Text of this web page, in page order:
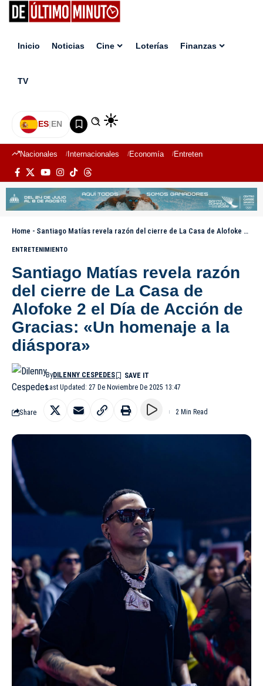
Inicio Noticias Cine Loterías Finanzas
TV
ES|EN
Nacionales Internacionales Economía Entretenimiento
Home - Santiago Matías revela razón del cierre de La Casa de Alofoke 2 el Día de Acción de Gracias: «Un homenaje a la diáspora»
ENTRETENIMIENTO
Santiago Matías revela razón
del cierre de La Casa de
Alofoke 2 el Día de Acción de
Gracias: «Un homenaje a la
diáspora»
Last Updated: 27 De Noviembre De 2025 13:47
ByDILENNY CESPEDES
Share 2 Min Read